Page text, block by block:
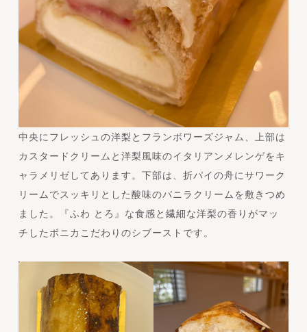
中央にフレッシュの洋梨とフランボワーズジャム、上部は
カスタードクリームと洋梨風味のイタリアンメレンゲをキ
ャラメリゼしてあります。下部は、折パイの舟にサワーク
リームでスッキリとした酸味のバニラクリームを敷きつめ
ました。『ふわ とろ』な食感と繊細な洋梨の香りがマッ
チしたボニカこだわりのシブーストです。